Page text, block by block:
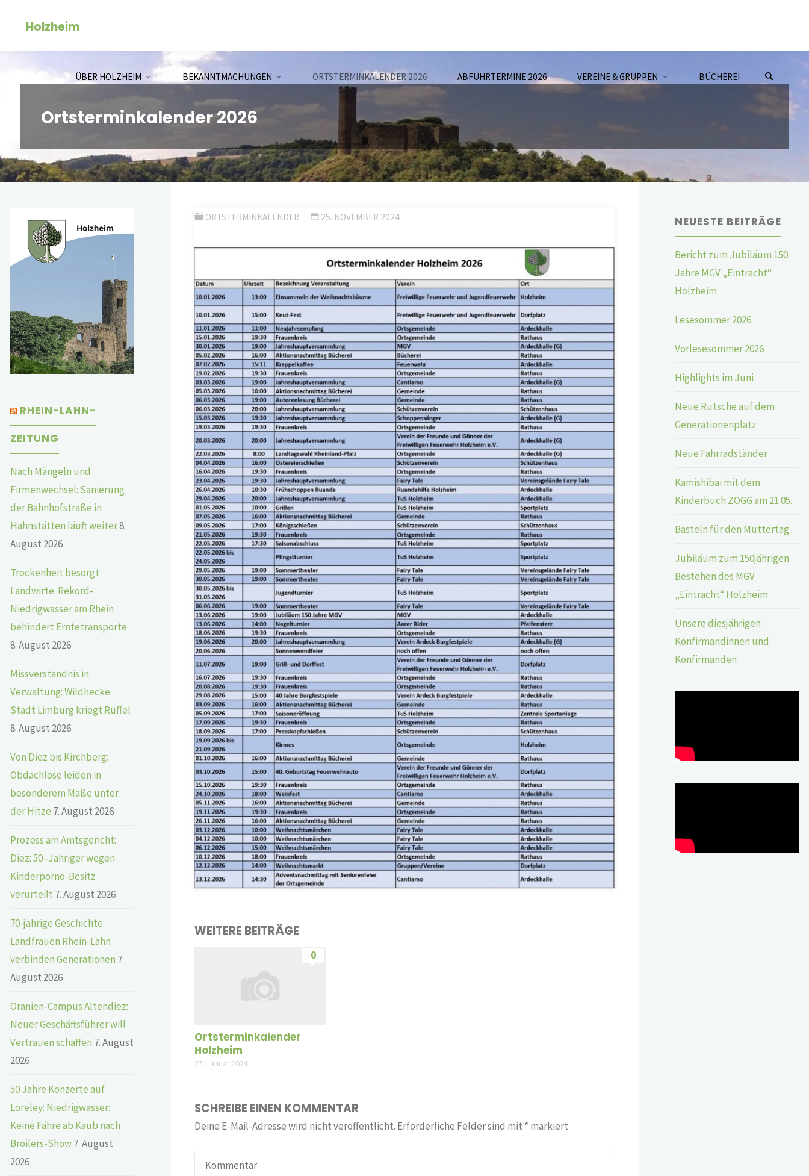
Holzheim
ÜBER HOLZHEIM BEKANNTMACHUNGEN ORTSTERMINKALENDER 2026 ABFUHRTERMINE 2026 VEREINE & GRUPPEN BÜCHEREI
Ortsterminkalender 2026
ORTSTERMINKALENDER 25. NOVEMBER 2024
WEITERE BEITRÄGE
0
Ortsterminkalender
Holzheim
27. Januar 2024
SCHREIBE EINEN KOMMENTAR
Deine E-Mail-Adresse wird nicht veröffentlicht. Erforderliche Felder sind mit * markiert
RHEIN-LAHN-
ZEITUNG
Nach Mängeln und
Firmenwechsel: Sanierung
der Bahnhofstraße in
Hahnstätten läuft weiter8.
August 2026
Trockenheit besorgt
Landwirte: Rekord-
Niedrigwasser am Rhein
behindert Erntetransporte
8. August 2026
Missverständnis in
Verwaltung: Wildhecke:
Stadt Limburg kriegt Rüffel
8. August 2026
Von Diez bis Kirchberg:
Obdachlose leiden in
besonderem Maße unter
der Hitze 7. August 2026
Prozess am Amtsgericht:
Diez: 50–Jähriger wegen
Kinderporno-Besitz
verurteilt 7. August 2026
70-jährige Geschichte:
Landfrauen Rhein-Lahn
verbinden Generationen 7.
August 2026
Oranien-Campus Altendiez:
Neuer Geschäftsführer will
Vertrauen schaffen 7. August
2026
50 Jahre Konzerte auf
Loreley: Niedrigwasser:
Keine Fähre ab Kaub nach
Broilers-Show7. August
2026
NEUESTE BEITRÄGE
Bericht zum Jubiläum 150
Jahre MGV „Eintracht“
Holzheim
Lesesommer 2026
Vorlesesommer 2026
Highlights im Juni
Neue Rutsche auf dem
Generationenplatz
Neue Fahrradständer
Kamishibai mit dem
Kinderbuch ZOGG am 21.05.
Basteln für den Muttertag
Jubiläum zum 150jährigen
Bestehen des MGV
„Eintracht“ Holzheim
Unsere diesjährigen
Konfirmandinnen und
Konfirmanden